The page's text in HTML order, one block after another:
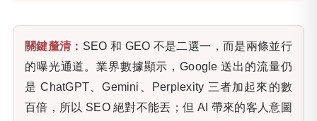
關鍵釐清： SEO 和 GEO 不是二選一，而是兩條並行
的曝光通道。業界數據顯示，Google 送出的流量仍
是 ChatGPT、Gemini、Perplexity 三者加起來的數
百倍，所以 SEO 絕對不能丟；但 AI 帶來的客人意圖